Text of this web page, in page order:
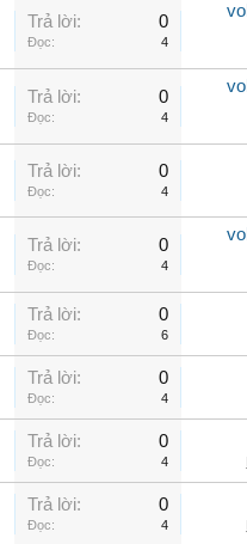
Trả lời: 0
Đọc: 4
Trả lời: 0
Đọc: 4
Trả lời: 0
Đọc: 4
Trả lời: 0
Đọc: 4
Trả lời: 0
Đọc: 6
Trả lời: 0
Đọc: 4
Trả lời: 0
Đọc: 4
Trả lời: 0
Đọc: 4